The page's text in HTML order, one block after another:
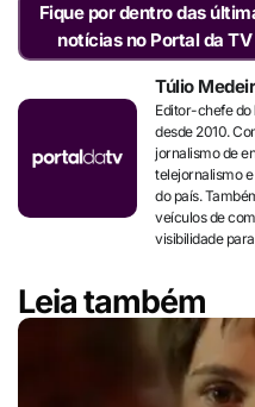
Fique por dentro das
notícias no Portal da TV
Túlio
Editor-chefe do
desde 2010.
jornalismo de
telejornalismo
do país.
veículos de
visibilidade
Leia também